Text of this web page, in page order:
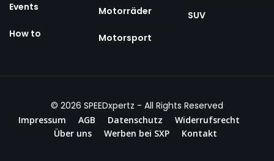
Events
How to
Motorräder
Motorsport
SUV
© 2026 SPEEDxpertz - All Rights Reserved
Impressum AGB Datenschutz
Widerrufsrecht
Über uns
Werben bei SXP Kontakt